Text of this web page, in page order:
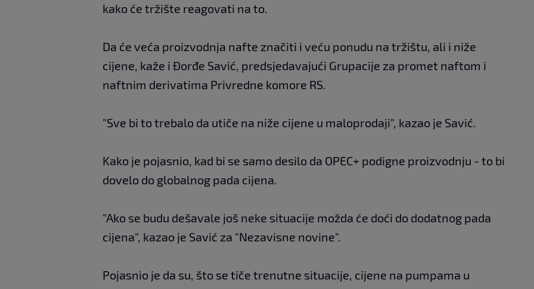
kako će tržište reagovati na to.
Da će veća proizvodnja nafte značiti i veću ponudu na tržištu, ali i niže
cijene, kaže i Đorđe Savić, predsjedavajući Grupacije za promet naftom i
naftnim derivatima Privredne komore RS.
"Sve bi to trebalo da utiče na niže cijene u maloprodaji", kazao je Savić.
Kako je pojasnio, kad bi se samo desilo da OPEC+ podigne proizvodnju - to bi
dovelo do globalnog pada cijena.
"Ako se budu dešavale još neke situacije možda će doći do dodatnog pada
cijena", kazao je Savić za "Nezavisne novine".
Pojasnio je da su, što se tiče trenutne situacije, cijene na pumpama u